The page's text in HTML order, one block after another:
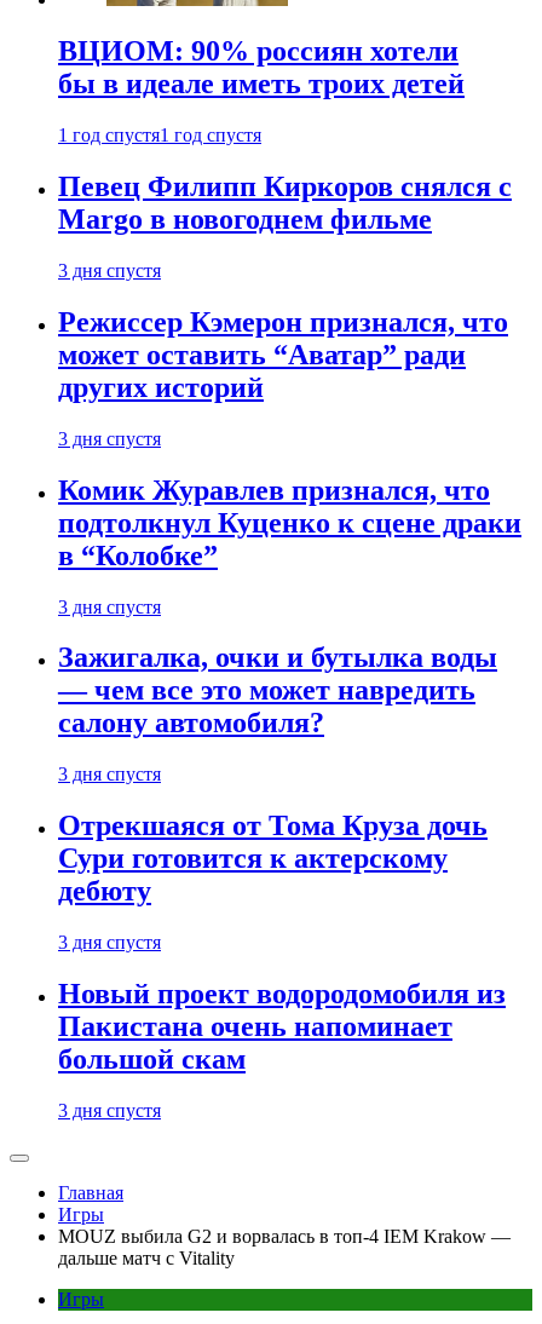
ВЦИОМ: 90% россиян хотели
бы в идеале иметь троих детей
1 год спустя1 год спустя
Певец Филипп Киркоров снялся с
Margo в новогоднем фильме
3 дня спустя
Режиссер Кэмерон признался, что
может оставить “Аватар” ради
других историй
3 дня спустя
Комик Журавлев признался, что
подтолкнул Куценко к сцене драки
в “Колобке”
3 дня спустя
Зажигалка, очки и бутылка воды
— чем все это может навредить
салону автомобиля?
3 дня спустя
Отрекшаяся от Тома Круза дочь
Сури готовится к актерскому
дебюту
3 дня спустя
Новый проект водородомобиля из
Пакистана очень напоминает
большой скам
3 дня спустя
Главная
Игры
MOUZ выбила G2 и ворвалась в топ-4 IEM Krakow —
дальше матч с Vitality
Игры